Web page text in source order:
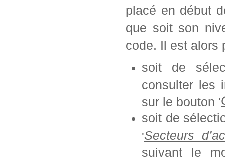
placé en début
que soit son
code. Il est alors
soit de
consulter les
sur le bouton '
soit de
'Secteurs
suivant le